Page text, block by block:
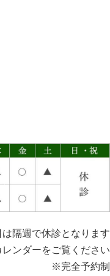
隔週で休診となります
ンダーをご覧ください
※完全予約制